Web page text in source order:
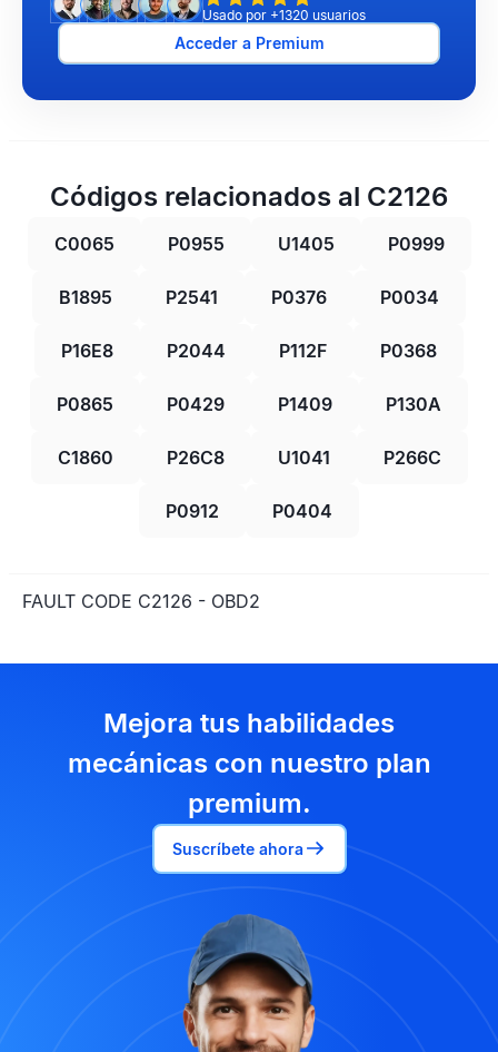
Usado por +1320 usuarios
Acceder a Premium
Códigos relacionados al C2126
C0065 P0955 U1405 P0999
B1895 P2541 P0376 P0034
P16E8 P2044 P112F P0368
P0865 P0429 P1409 P130A
C1860 P26C8 U1041 P266C
P0912 P0404
FAULT CODE C2126 - OBD2
Mejora tus habilidades
mecánicas con nuestro plan
premium.
Suscríbete ahora